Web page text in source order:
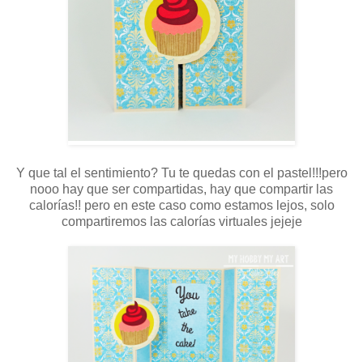
Y que tal el sentimiento? Tu te quedas con el pastel!!!pero
nooo hay que ser compartidas, hay que compartir las
calorías!! pero en este caso como estamos lejos, solo
compartiremos las calorías virtuales jejeje